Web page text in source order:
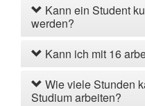
Kann ein Student
werden?
Kann ich mit 16
Wie viele Stunden
Studium arbeiten?